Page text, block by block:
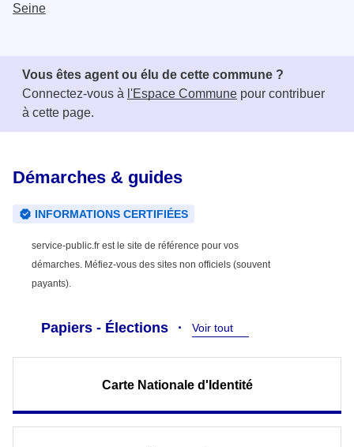
Seine
Vous êtes agent ou élu de cette commune ?
Connectez-vous à l'Espace Commune pour contribuer
à cette page.
Démarches & guides
INFORMATIONS CERTIFIÉES
service-public.fr est le site de référence pour vos
démarches. Méfiez-vous des sites non officiels (souvent
payants).
Papiers - Élections Voir tout
Carte Nationale d'Identité